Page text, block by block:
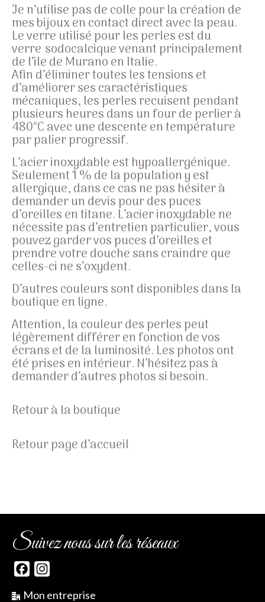
Je n’utilise pas de colle pour la création de
mes bijoux en contact direct avec la peau.
Le verre utilisé pour les perles est du
verre sodocalciquevenant principalement
de l’ile de Murano en Italie.
Afin d’éliminer toutes les tensions et
d’améliorer ses caractéristiques
mécaniques, les perles recuisent pendant
plusieurs heures dans un four de perlier à
480°C avec une descente en température
par palier progressif.
L’acier inoxydable est hypoallergénique.
Seulement 1 % de la population y est
allergique, dans ce cas ne pas hésiter à
demander un devis pour des puces
d’oreilles en titane. L’acier inoxydable ne
nécessite pas d’entretien particulier, vous
pouvez garder vos puces d’oreilles et
prendre votre douche sans craindre que
celles-ci ne s’oxydent.
D’autres couleurs sont disponibles dans la
boutique en ligne.
Attention, la couleur des perles peut
légèrement différer en fonction de vos
écrans et de la luminosité. Les photos ont
été prises en intérieur. N’hésitez pas à
demander d’autres photos si besoin.
Retour à la boutique
Retour page d’accueil
Suivez nous sur les réseaux
Facebook
Mon entreprise